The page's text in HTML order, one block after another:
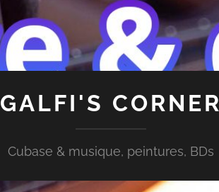
GALFI'S CORNER
Cubase & musique, peintures, BDs